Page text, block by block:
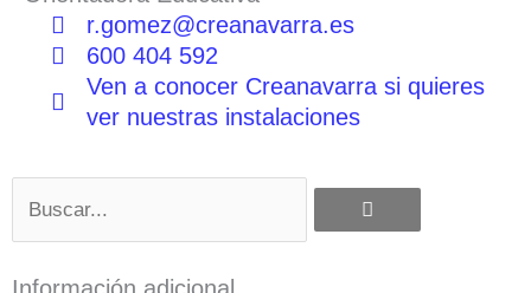
r.gomez@creanavarra.es
600 404 592
Ven a conocer Creanavarra si quieres
ver nuestras instalaciones